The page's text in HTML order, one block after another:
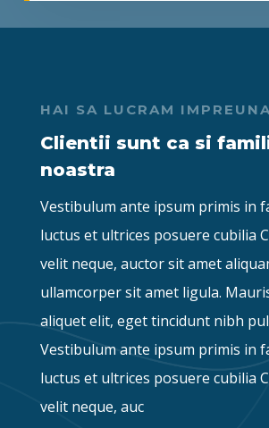
HAI SA LUCRAM
Clientii sunt ca si
noastra
Vestibulum ante ipsum primis in
luctus et ultrices posuere cubilia
velit neque, auctor sit amet
ullamcorper sit amet ligula.
aliquet elit, eget tincidunt nibh
Vestibulum ante ipsum primis in
luctus et ultrices posuere cubilia
velit neque, auc